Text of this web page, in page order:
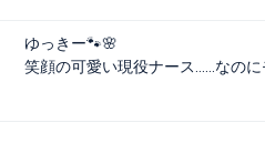
ゆっきー🐾🌸
笑顔の可愛い現役ナース……なの